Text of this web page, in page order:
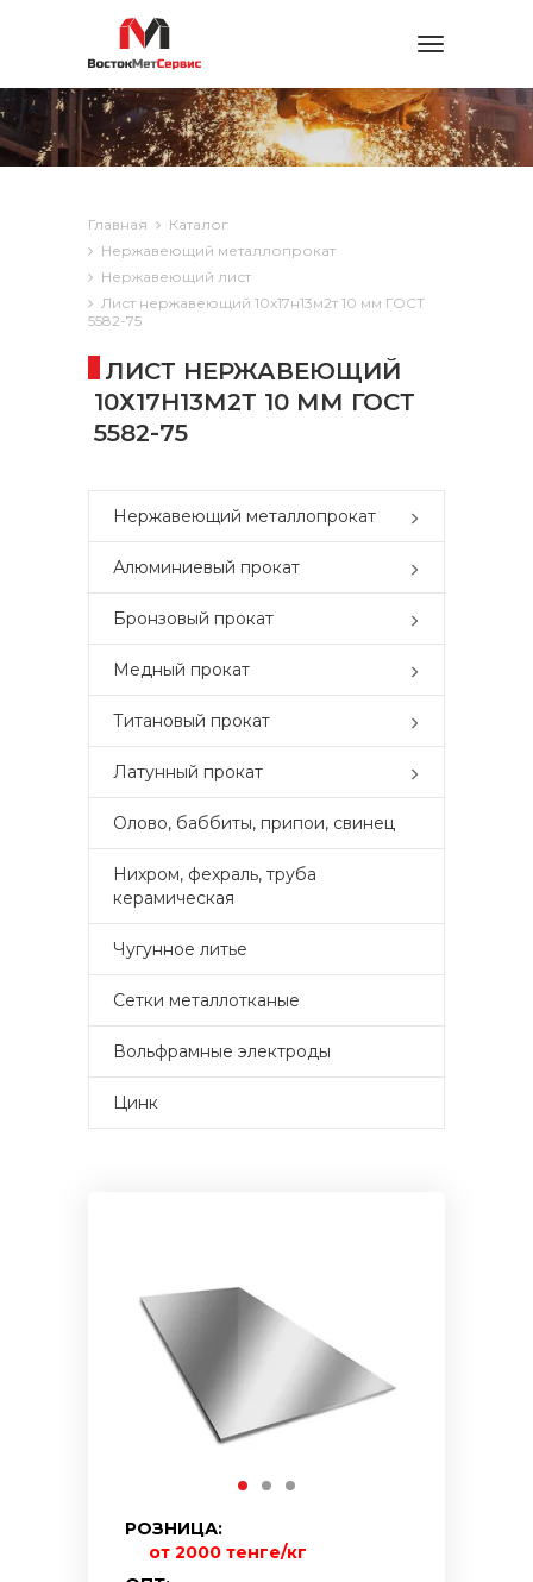
Toggle
Главная
Каталог
Нержавеющий металлопрокат
Нержавеющий лист
Лист нержавеющий 10х17н13м2т 10 мм ГОСТ
5582-75
ЛИСТ НЕРЖАВЕЮЩИЙ
10Х17Н13М2Т 10 ММ ГОСТ
5582-75
Нержавеющий металлопрокат
Алюминиевый прокат
Бронзовый прокат
Медный прокат
Титановый прокат
Латунный прокат
Олово, баббиты, припои, свинец
Нихром, фехраль, труба
керамическая
Чугунное литье
Сетки металлотканые
Вольфрамные электроды
Цинк
РОЗНИЦА:
от 2000 тенге/кг